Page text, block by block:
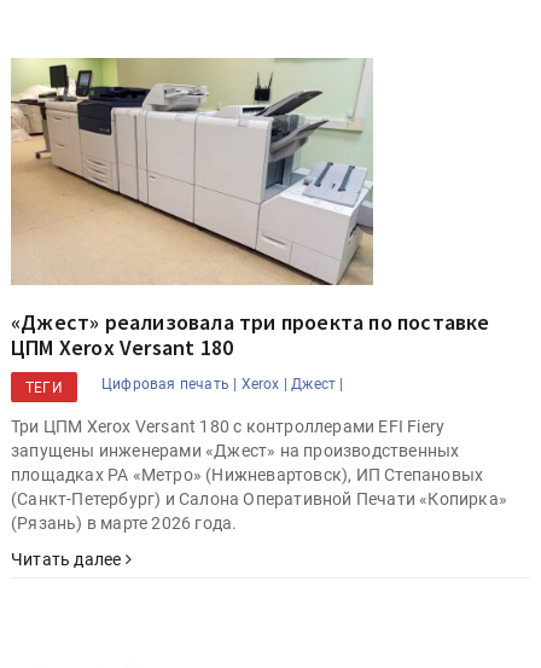
«Джест» реализовала три проекта по поставке
ЦПМ Xerox Versant 180
ТЕГИ Цифровая печать | Xerox | Джест |
Три ЦПМ Xerox Versant 180 с контроллерами EFI Fiery
запущены инженерами «Джест» на производственных
площадках РА «Метро» (Нижневартовск), ИП Степановых
(Санкт-Петербург) и Салона Оперативной Печати «Копирка»
(Рязань) в марте 2026 года.
Читать далее